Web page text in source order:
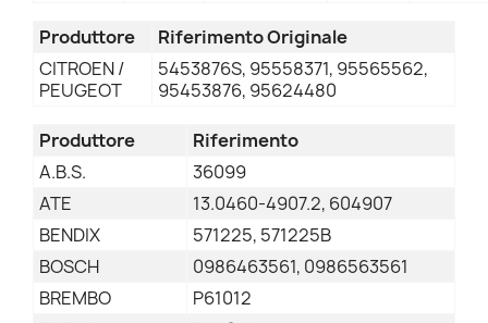
Produttore
Riferimento Originale
CITROEN /
PEUGEOT
5453876S, 95558371, 95565562,
95453876, 95624480
Produttore
Riferimento
A.B.S.
36099
ATE
13.0460-4907.2, 604907
BENDIX
571225, 571225B
BOSCH
0986463561, 0986563561
BREMBO
P61012